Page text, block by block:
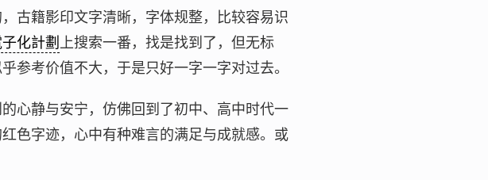
古籍影印文字清晰，字体规整，比较容易识
化計劃 上搜索一番，找是找到了，但无标
参考价值不大，于是只好一字一字对过去。
心静与安宁，仿佛回到了初中、高中时代一
色字迹，心中有种难言的满足与成就感。或